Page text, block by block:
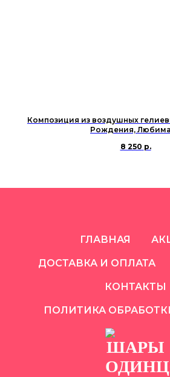
Композиция из воздушных
Рождения,
8 250 р.
ГЛАВНАЯ
ДОСТАВКА И ОПЛАТА
КОНТАКТЫ
ПОЛИТИКА